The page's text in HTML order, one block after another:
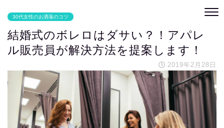
30代女性のお洒落のコツ
結婚式のボレロはダサい？！アパレ
ル販売員が解決方法を提案します！
2019年2月28日